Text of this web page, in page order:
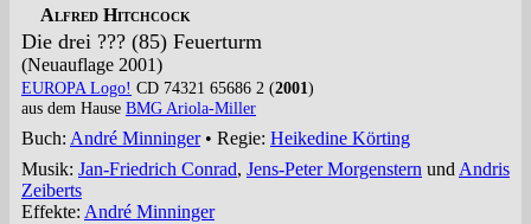
Alfred Hitchcock
Die drei ??? (85) Feuerturm
(Neuauflage 2001)
EUROPA Logo! CD 74321 65686 2 (2001)
aus dem Hause BMG Ariola-Miller
Buch: André Minninger• Regie: Heikedine Körting
Musik: Jan-Friedrich Conrad, Jens-Peter Morgenstern und Andris
Zeiberts
Effekte: André Minninger